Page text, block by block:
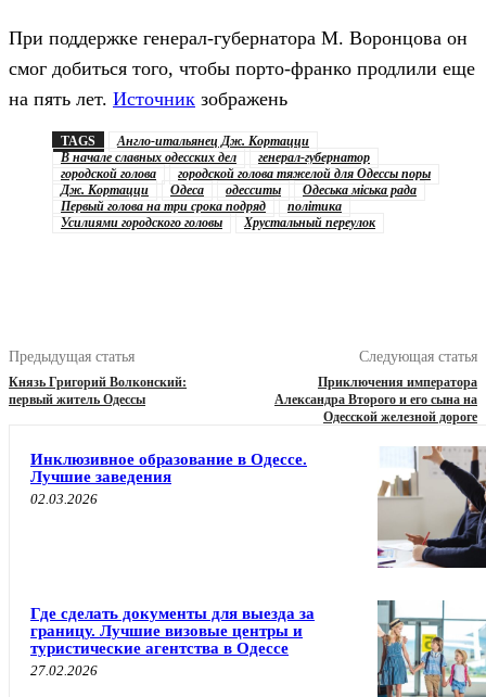
При поддержке генерал-губернатора М. Воронцова он
смог добиться того, чтобы порто-франко продлили еще
на пять лет. Источник зображень
TAGS
Англо-итальянец Дж. Кортацци
В начале славных одесских дел
генерал-губернатор
городской голова
городской голова тяжелой для Одессы поры
Дж. Кортацци
Одеса одесситы
Одеська міська рада
Первый голова на три срока подряд
політика
Усилиями городского головы
Хрустальный переулок
Предыдущая статья
Князь Григорий Волконский:
первый житель Одессы
Следующая статья
Приключения императора
Александра Второго и его сына на
Одесской железной дороге
Инклюзивное образование в Одессе.
Лучшие заведения
02.03.2026
Где сделать документы для выезда за
границу. Лучшие визовые центры и
туристические агентства в Одессе
27.02.2026